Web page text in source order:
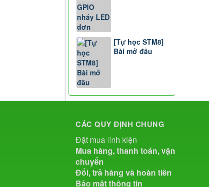
[Tự học STM8]
Bài mở đầu
CÁC QUY ĐỊNH CHUNG
Đặt mua linh kiện
Mua hàng, thanh toán, vận
chuyển
Đổi, trả hàng và hoàn tiền
Bảo mật thông tin